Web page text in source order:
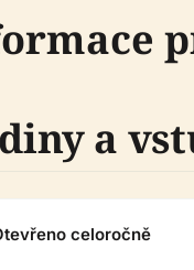
a
celoročně